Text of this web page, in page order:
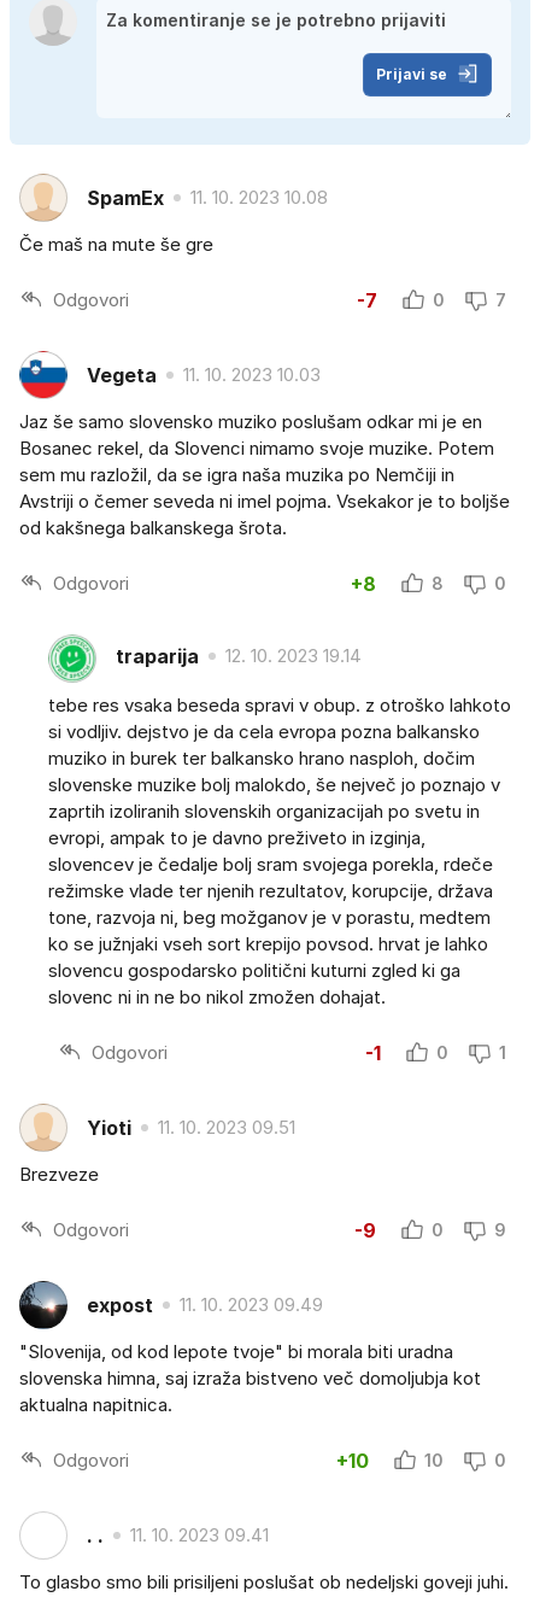
Prijavi se
SpamEx 11. 10. 2023 10.08
Če maš na mute še gre
Odgovori -7 0 7
Vegeta 11. 10. 2023 10.03
Jaz še samo slovensko muziko poslušam odkar mi je en
Bosanec rekel, da Slovenci nimamo svoje muzike. Potem
sem mu razložil, da se igra naša muzika po Nemčiji in
Avstriji o čemer seveda ni imel pojma. Vsekakor je to boljše
od kakšnega balkanskega šrota.
Odgovori +8 8 0
traparija 12. 10. 2023 19.14
tebe res vsaka beseda spravi v obup. z otroško lahkoto
si vodljiv. dejstvo je da cela evropa pozna balkansko
muziko in burek ter balkansko hrano nasploh, dočim
slovenske muzike bolj malokdo, še nejveč jo poznajo v
zaprtih izoliranih slovenskih organizacijah po svetu in
evropi, ampak to je davno preživeto in izginja,
slovencev je čedalje bolj sram svojega porekla, rdeče
režimske vlade ter njenih rezultatov, korupcije, država
tone, razvoja ni, beg možganov je v porastu, medtem
ko se južnjaki vseh sort krepijo povsod. hrvat je lahko
slovencu gospodarsko politični kuturni zgled ki ga
slovenc ni in ne bo nikol zmožen dohajat.
Odgovori -1 0 1
Yioti 11. 10. 2023 09.51
Brezveze
Odgovori -9 0 9
expost 11. 10. 2023 09.49
"Slovenija, od kod lepote tvoje" bi morala biti uradna
slovenska himna, saj izraža bistveno več domoljubja kot
aktualna napitnica.
Odgovori +10 10 0
. . 11. 10. 2023 09.41
To glasbo smo bili prisiljeni poslušat ob nedeljski goveji juhi.